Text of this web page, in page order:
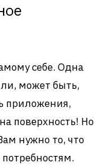
себе. Одна
может быть,
приложения,
поверхность! Но
нужно то, что